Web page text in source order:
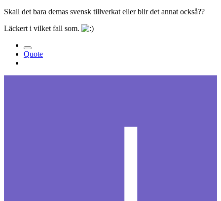
Skall det bara demas svensk tillverkat eller blir det annat också??
Läckert i vilket fall som.
Quote